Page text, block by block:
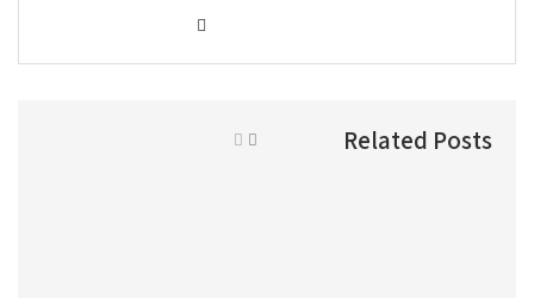
Related Posts